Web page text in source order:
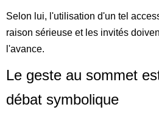
Selon lui, l'utilisation d'un tel
raison sérieuse et les invités
l'avance.
Le geste au sommet
débat symbolique